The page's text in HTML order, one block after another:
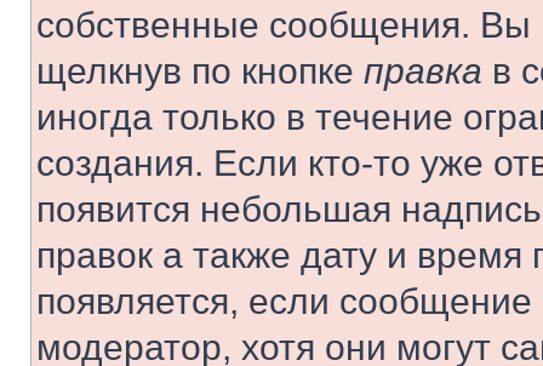
собственные сообщения. Вы
щелкнув по кнопке правка в
иногда только в течение
создания. Если кто-то уже
появится небольшая
правок а также дату и
появляется, если
модератор, хотя они могут